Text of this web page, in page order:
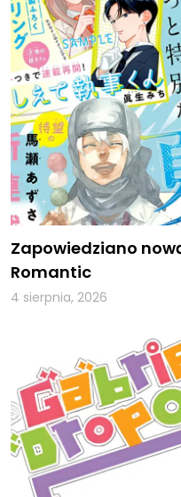
Zapowiedziano
Romantic
4 sierpnia, 2026